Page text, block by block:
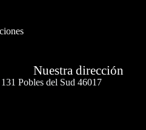
Nuestra dirección
Pobles del Sud 46017